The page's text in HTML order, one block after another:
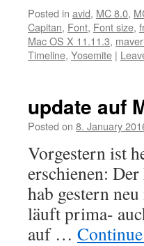
Posted in avid, MC 8.0,
Capitan, Font, Font size,
Mac OS X 11.11.3,
Timeline, Yosemite |
update auf
Posted on 8. January
Vorgestern ist
erschienen:
hab gestern
läuft prima-
auf …